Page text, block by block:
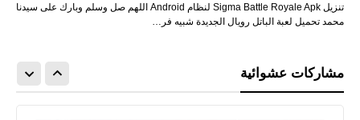
تنزيل Sigma Battle Royale Apk لنظام Android اللهم صل وسلم وبارك على سيدنا
محمد تحميل لعبة الباتل رويال الجديدة شبيه فر…
مشاركات عشوائية